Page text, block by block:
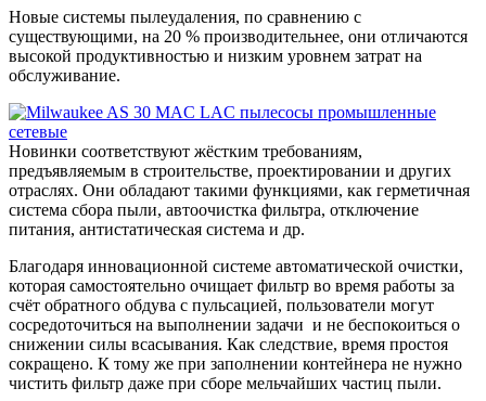
Новые системы пылеудаления, по сравнению с
существующими, на 20 % производительнее, они отличаются
высокой продуктивностью и низким уровнем затрат на
обслуживание.
Новинки соответствуют жёстким требованиям,
предъявляемым в строительстве, проектировании и других
отраслях. Они обладают такими функциями, как герметичная
система сбора пыли, автоочистка фильтра, отключение
питания, антистатическая система и др.
Благодаря инновационной системе автоматической очистки,
которая самостоятельно очищает фильтр во время работы за
счёт обратного обдува с пульсацией, пользователи могут
сосредоточиться на выполнении задачи и не беспокоиться о
снижении силы всасывания. Как следствие, время простоя
сокращено. К тому же при заполнении контейнера не нужно
чистить фильтр даже при сборе мельчайших частиц пыли.